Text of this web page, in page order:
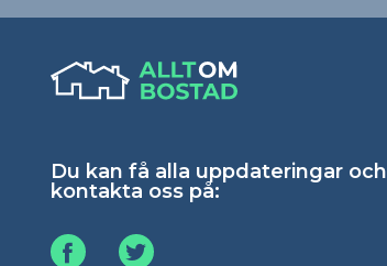
Du kan få alla uppdateringar och
kontakta oss på: